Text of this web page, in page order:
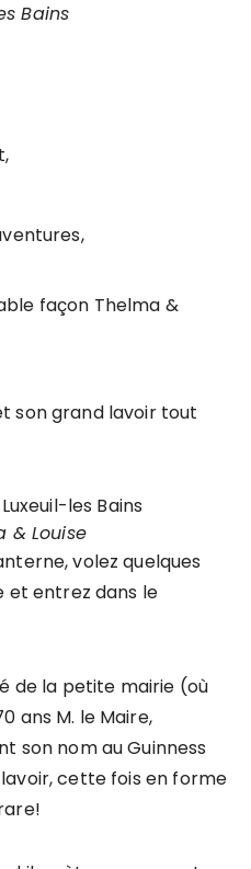
Bains
façon Thelma &
son grand lavoir tout
& Louise
volez quelques
et entrez dans le
de la petite mairie (où
ans M. le Maire,
son nom au Guinness
cette fois en forme